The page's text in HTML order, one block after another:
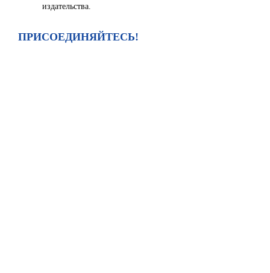
издательства.
ПРИСОЕДИНЯЙТЕСЬ!